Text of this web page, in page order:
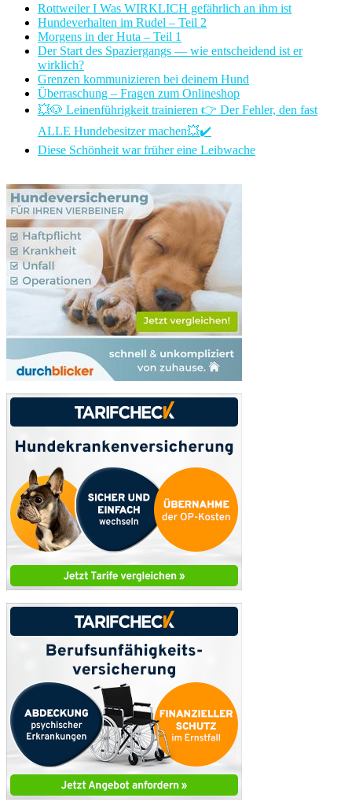
Rottweiler I Was WIRKLICH gefährlich an ihm ist
Hundeverhalten im Rudel – Teil 2
Morgens in der Huta – Teil 1
Der Start des Spaziergangs — wie entscheidend ist er
wirklich?
Grenzen kommunizieren bei deinem Hund
Überraschung – Fragen zum Onlineshop
💥🐶 Leinenführigkeit trainieren 👉 Der Fehler, den fast
ALLE Hundebesitzer machen💥✔️
Diese Schönheit war früher eine Leibwache